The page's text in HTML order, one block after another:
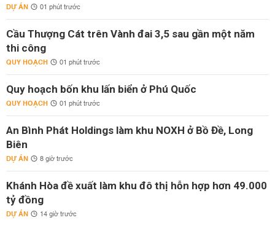
DỰ ÁN 01 phút trước
Cầu Thượng Cát trên Vành đai 3,5 sau gần một năm
thi công
QUY HOẠCH 01 phút trước
Quy hoạch bốn khu lấn biển ở Phú Quốc
QUY HOẠCH 01 phút trước
An Bình Phát Holdings làm khu NOXH ở Bồ Đề, Long
Biên
DỰ ÁN 8 giờ trước
Khánh Hòa đề xuất làm khu đô thị hỗn hợp hơn 49.000
tỷ đồng
DỰ ÁN 14 giờ trước